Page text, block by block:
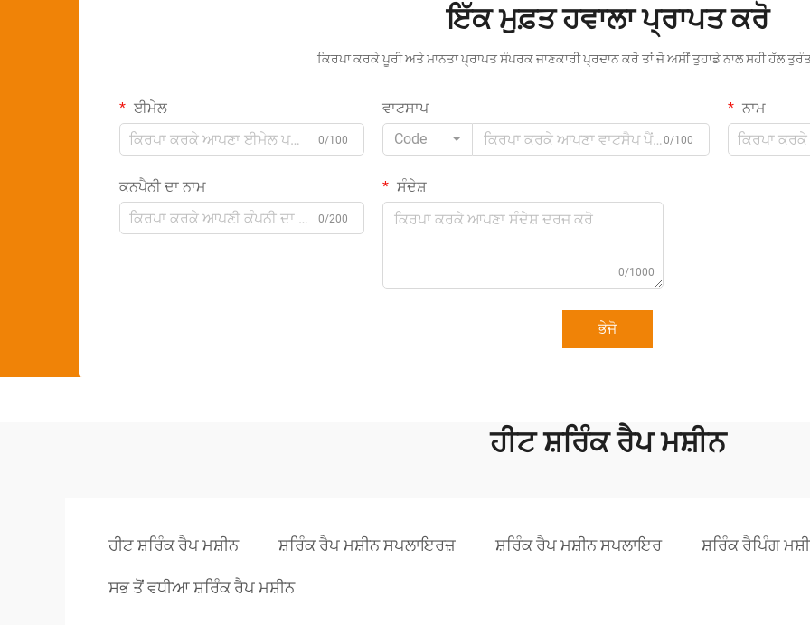
ਇੱਕ ਮੁਫ਼ਤ ਹਵਾਲਾ ਪ੍ਰਾਪਤ ਕਰੋ
ਕਿਰਪਾ ਕਰਕੇ ਪੂਰੀ ਅਤੇ ਮਾਨਤਾ ਪ੍ਰਾਪਤ ਸੰਪਰਕ ਜਾਣਕਾਰੀ ਪ੍ਰਦਾਨ ਕਰੋ ਤਾਂ ਜੋ ਅਸੀਂ ਤੁਹਾਡੇ ਨਾਲ ਸਹੀ ਹੱਲ
ਈਮੇਲ
0/100
ਵਾਟਸਾਪ
Code
0/100
ਨਾਮ
ਕਨਪੈਨੀ ਦਾ ਨਾਮ
0/200
ਸੰਦੇਸ਼
0/1000
ਭੇਜੋ
ਹੀਟ ਸ਼ਰਿੰਕ ਰੈਪ ਮਸ਼ੀਨ
ਹੀਟ ਸ਼ਰਿੰਕ ਰੈਪ ਮਸ਼ੀਨ ਸ਼ਰਿੰਕ ਰੈਪ ਮਸ਼ੀਨ ਸਪਲਾਇਰਜ਼ ਸ਼ਰਿੰਕ ਰੈਪ ਮਸ਼ੀਨ ਸਪਲਾਇਰ ਸ਼ਰਿੰਕ ਰੈਪਿੰਗ
ਸਭ ਤੋਂ ਵਧੀਆ ਸ਼ਰਿੰਕ ਰੈਪ ਮਸ਼ੀਨ